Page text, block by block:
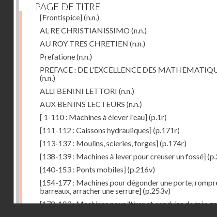
PAGE DE TITRE
[Frontispice](n.n.)
AL RE CHRISTIANISSIMO (n.n.)
AU ROY TRES CHRETIEN (n.n.)
Prefatione(n.n.)
PREFACE : DE L'EXCELLENCE DES
(n.n.)
ALLI BENINI LETTORI (n.n.)
AUX BENINS LECTEURS (n.n.)
[ 1-110 : Machines à élever l'eau](p.1r)
[111-112 : Caissons hydrauliques](p.171r)
[113-137 : Moulins, scieries, forges](p.174r)
[138-139 : Machines à lever pour creuser un fossé]
[140-153 : Ponts mobiles](p.216v)
[154-177 : Machines pour dégonder une porte,
barreaux, arracher une serrure](p.253v)
[178-183 : Machines pour "tirer et conduire de très